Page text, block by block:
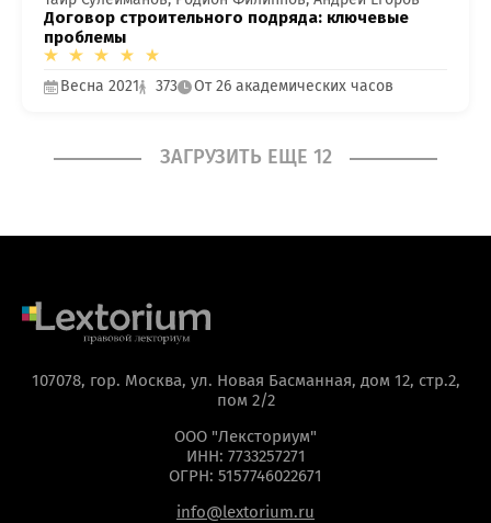
Договор строительного подряда: ключевые
проблемы
Весна 2021 373 От 26 академических часов
ЗАГРУЗИТЬ ЕЩЕ 12
107078, гор. Москва, ул. Новая Басманная, дом 12, стр.2,
пом 2/2
ООО "Лексториум"
ИНН: 7733257271
ОГРН: 5157746022671
info@lextorium.ru